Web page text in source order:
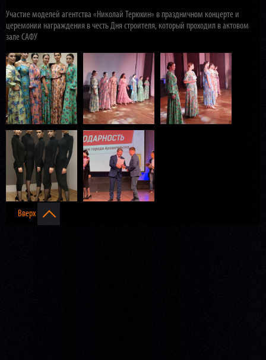
Участие моделей агентства «Николай Терюхин» в праздничном концерте и
церемонии награждения в честь Дня строителя, который проходил в актовом
зале САФУ
Вверх